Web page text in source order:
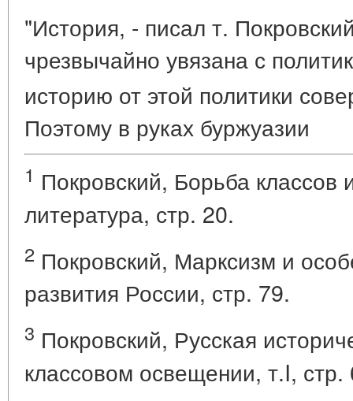
"История, - писал т.
чрезвычайно увязана с
историю от этой политики
Поэтому в руках буржуазии
1 Покровский, Борьба классов
литература, стр. 20.
2 Покровский, Марксизм и
развития России, стр. 79.
3 Покровский, Русская
классовом освещении, т.I, стр.